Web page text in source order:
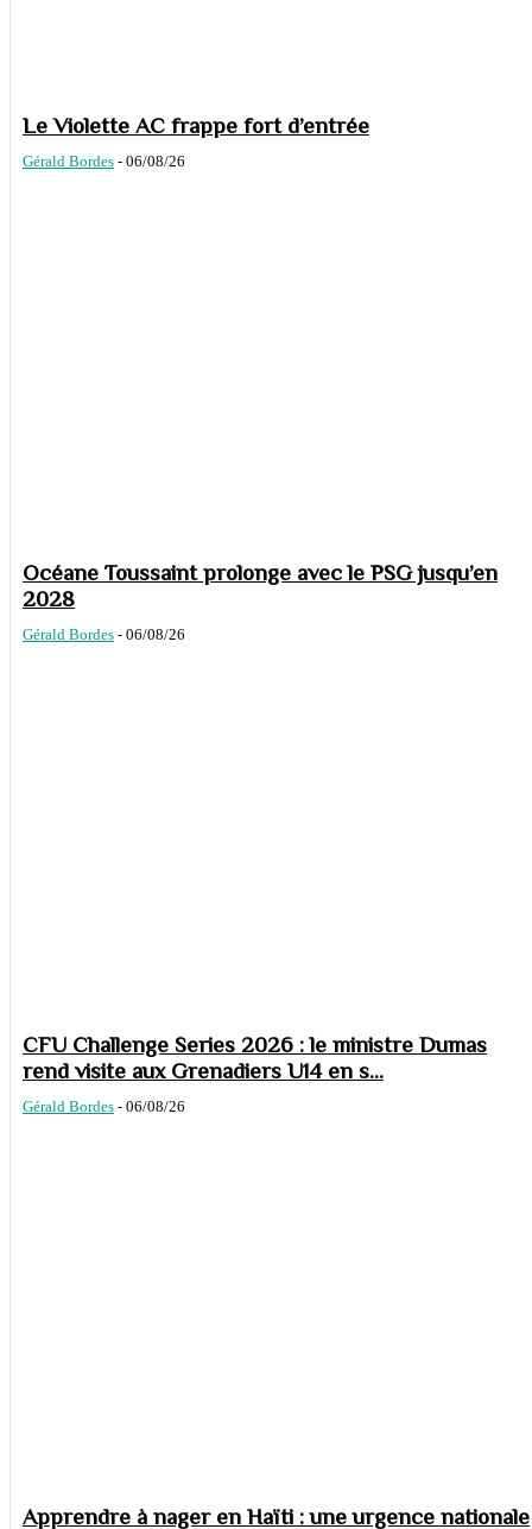
Le Violette AC frappe fort d’entrée
Gérald Bordes - 06/08/26
Océane Toussaint prolonge avec le PSG jusqu’en
2028
Gérald Bordes - 06/08/26
CFU Challenge Series 2026 : le ministre Dumas
rend visite aux Grenadiers U14 en s...
Gérald Bordes - 06/08/26
Apprendre à nager en Haïti : une urgence nationale